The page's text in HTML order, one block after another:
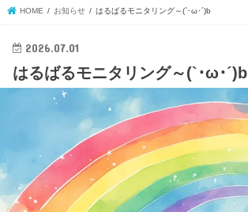
HOME お知らせ はるばるモニタリング～(`･ω･´)b
2026.07.01
はるばるモニタリング～(`･ω･´)b